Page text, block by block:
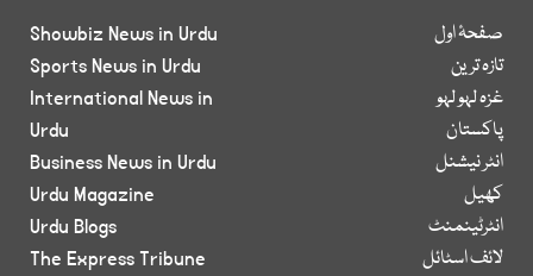
صفحۂ اول
تازہ ترین
غزہ لہو لہو
پاکستان
انٹر نیشنل
کھیل
انٹرٹینمنٹ
لائف اسٹائل
Showbiz News in Urdu
Sports News in Urdu
International News in
Urdu
Business News in Urdu
Urdu Magazine
Urdu Blogs
The Express Tribune